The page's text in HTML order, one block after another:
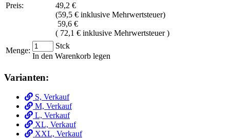
Preis:
49,2 €
(59,5 € inklusive Mehrwertsteuer)
59,6 €
( 72,1 € inklusive Mehrwertsteuer )
Menge:
Stck
In den Warenkorb legen
Varianten:
S, Verkauf
M, Verkauf
L, Verkauf
XL, Verkauf
XXL, Verkauf